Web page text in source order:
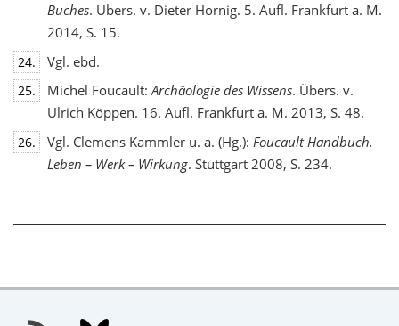
Buches. Übers. v. Dieter Hornig. 5. Aufl. Frankfurt a. M.
2014, S. 15.
24. Vgl. ebd.
25. Michel Foucault:Archäologie des Wissens. Übers. v.
Ulrich Köppen. 16. Aufl. Frankfurt a. M. 2013, S. 48.
26. Vgl. Clemens Kammler u. a. (Hg.): Foucault Handbuch.
Leben – Werk – Wirkung. Stuttgart 2008, S. 234.